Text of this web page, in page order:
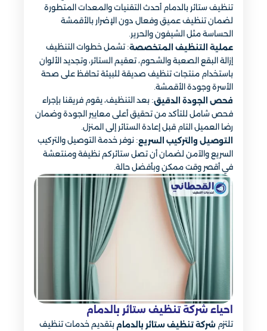
تنظيف ستائر بالدمام أحدث التقنيات والمعدات المتطورة
لضمان تنظيف عميق وفعال دون الإضرار بالأقمشة
الحساسة مثل الشيفون والحرير.
عملية التنظيف المتخصصة: تشمل خطوات التنظيف
إزالة البقع الصعبة والشحوم، تعقيم الستائر، وتجديد الألوان
باستخدام منتجات تنظيف صديقة للبيئة تحافظ على صحة
الأسرة وجودة الأقمشة.
فحص الجودة الدقيق: بعد التنظيف، يقوم فريقنا بإجراء
فحص شامل للتأكد من تحقيق أعلى معايير الجودة وضمان
رضا العميل التام قبل إعادة الستائر إلى المنزل.
التوصيل والتركيب السريع: نوفر خدمة التوصيل والتركيب
السريع والآمن لضمان أن تصل ستائركم نظيفة ومنتعشة
في أقصر وقت ممكن وبأفضل حالة.
احياء شركة تنظيف ستائر بالدمام
تلتزم شركة تنظيف ستائر بالدمام بتقديم خدمات تنظيف